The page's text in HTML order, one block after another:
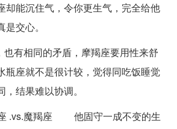
却能沉住气，令你更生气，完全给他
交心。
有相同的矛盾，摩羯座要用性来舒
瓶座就不是很计较，觉得同吃饭睡觉
结果难以协调。
.vs.魔羯座 他固守一成不变的生